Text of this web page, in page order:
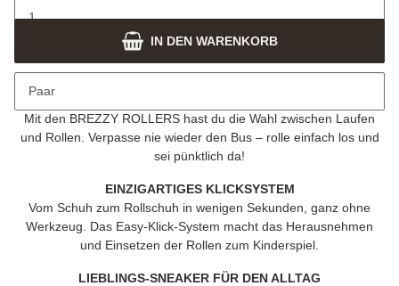
Paar
IN DEN WARENKORB
Mit den BREZZY ROLLERS hast du die Wahl zwischen Laufen
und Rollen. Verpasse nie wieder den Bus – rolle einfach los und
sei pünktlich da!
EINZIGARTIGES KLICKSYSTEM
Vom Schuh zum Rollschuh in wenigen Sekunden, ganz ohne
Werkzeug. Das Easy-Klick-System macht das Herausnehmen
und Einsetzen der Rollen zum Kinderspiel.
LIEBLINGS-SNEAKER FÜR DEN ALLTAG